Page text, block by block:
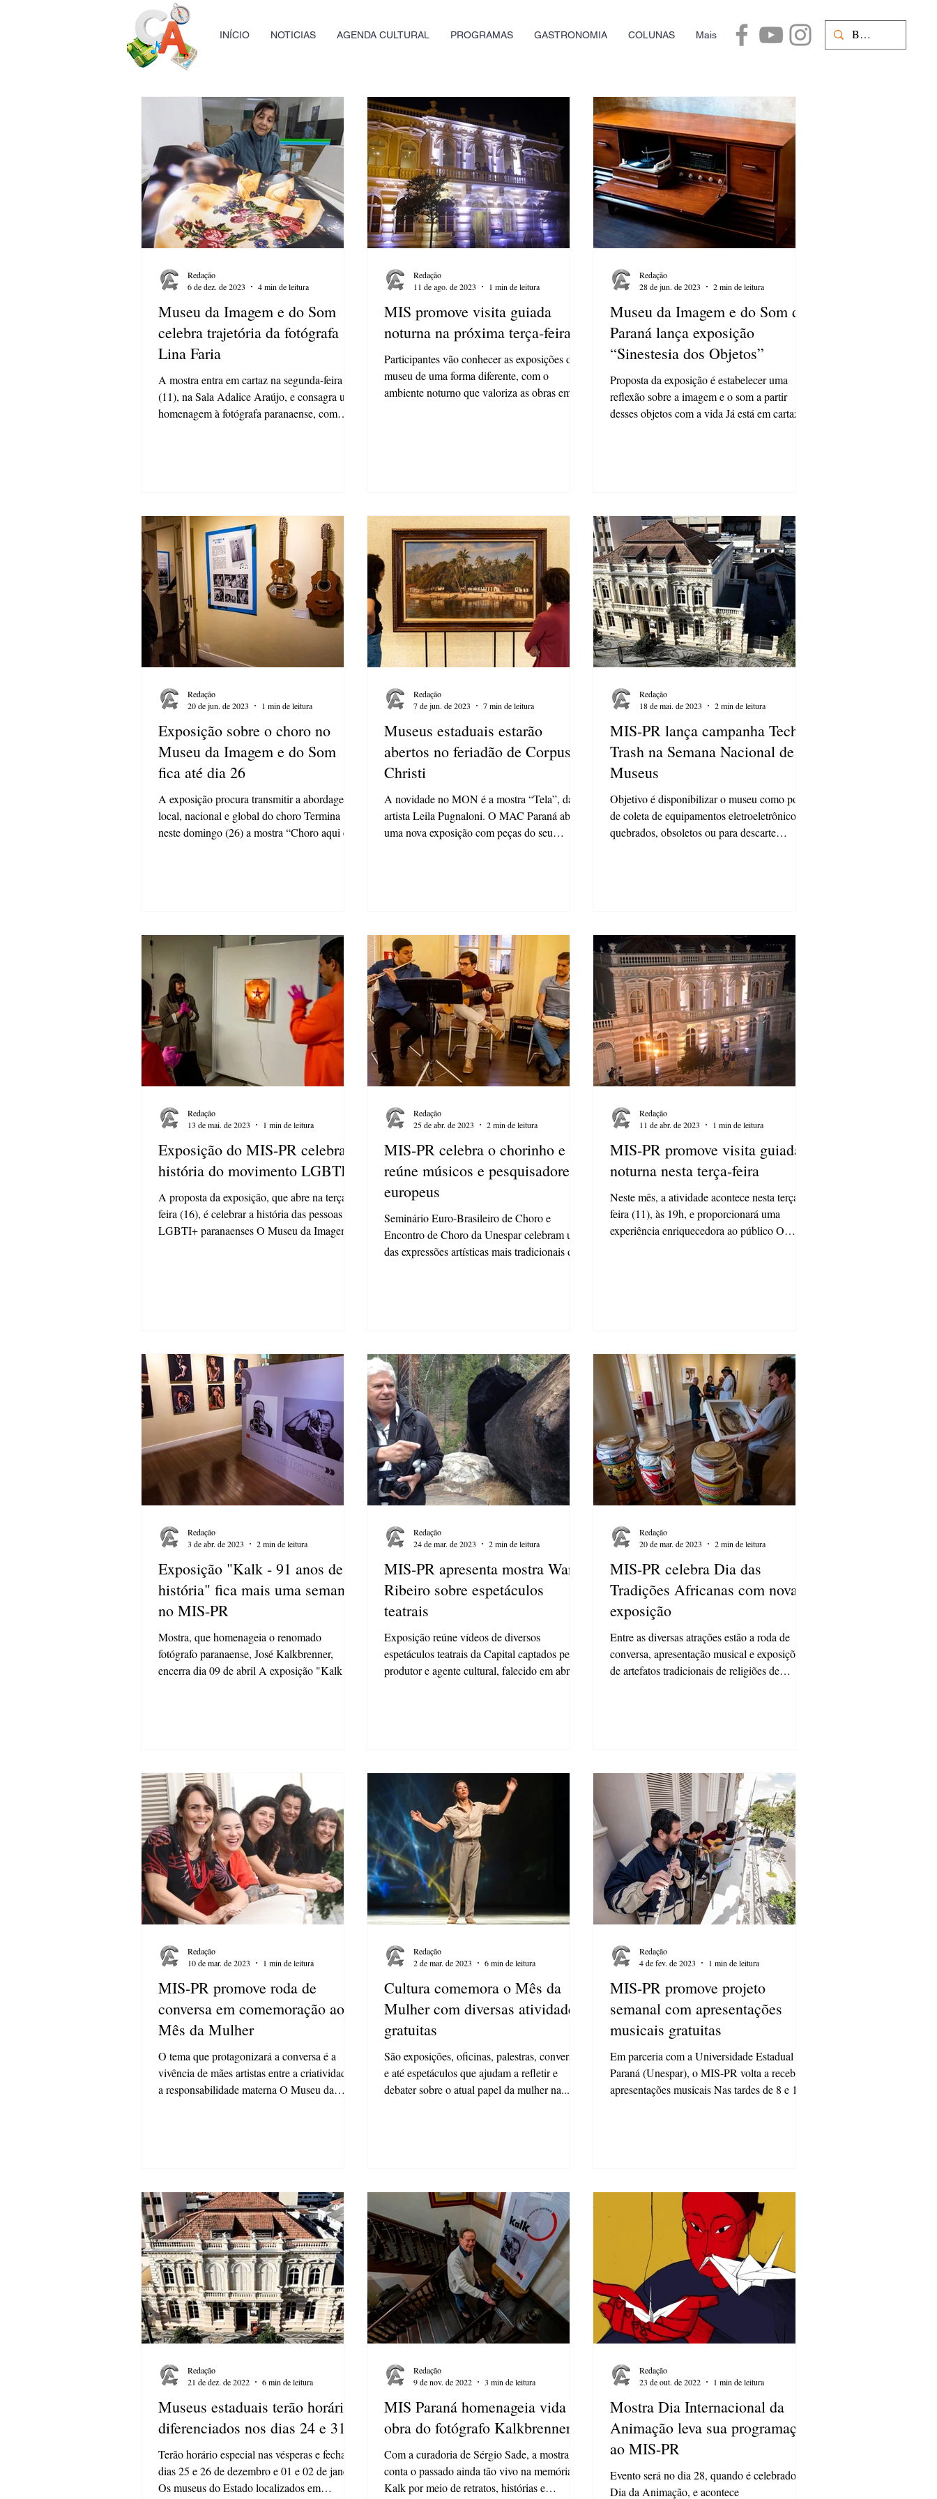
INÍCIO NOTICIAS AGENDA CULTURAL PROGRAMAS GASTRONOMIA COLUNAS Mais
Museu da Imagem e do Som
celebra trajetória da fotógrafa
Lina Faria
A mostra entra em cartaz na segunda-feira
(11), na Sala Adalice Araújo, e consagra uma
homenagem à fotógrafa paranaense, com
Redação
6 de dez. de 2023
4 min de leitura
MIS promove visita guiada
noturna na próxima terça-feira
Participantes vão conhecer as exposições do
museu de uma forma diferente, com o
ambiente noturno que valoriza as obras em
Redação
11 de ago. de 2023
1 min de leitura
Museu da Imagem e do Som do
Paraná lança exposição
“Sinestesia dos Objetos”
Proposta da exposição é estabelecer uma
reflexão sobre a imagem e o som a partir
desses objetos com a vida Já está em cartaz
Redação
28 de jun. de 2023
2 min de leitura
Exposição sobre o choro no
Museu da Imagem e do Som
fica até dia 26
A exposição procura transmitir a abordagem
local, nacional e global do choro Termina
neste domingo (26) a mostra “Choro aqui em
Redação
20 de jun. de 2023
1 min de leitura
Museus estaduais estarão
abertos no feriadão de Corpus
Christi
A novidade no MON é a mostra “Tela”, da
artista Leila Pugnaloni. O MAC Paraná abre
uma nova exposição com peças do seu
Redação
7 de jun. de 2023
7 min de leitura
MIS-PR lança campanha Tech
Trash na Semana Nacional de
Museus
Objetivo é disponibilizar o museu como ponto
de coleta de equipamentos eletroeletrônicos
quebrados, obsoletos ou para descarte
Redação
18 de mai. de 2023
2 min de leitura
Exposição do MIS-PR celebra
história do movimento LGBTI+
A proposta da exposição, que abre na terça-
feira (16), é celebrar a história das pessoas
LGBTI+ paranaenses O Museu da Imagem e
Redação
13 de mai. de 2023
1 min de leitura
MIS-PR celebra o chorinho e
reúne músicos e pesquisadores
europeus
Seminário Euro-Brasileiro de Choro e
Encontro de Choro da Unespar celebram uma
das expressões artísticas mais tradicionais do
Redação
25 de abr. de 2023
2 min de leitura
MIS-PR promove visita guiada
noturna nesta terça-feira
Neste mês, a atividade acontece nesta terça-
feira (11), às 19h, e proporcionará uma
experiência enriquecedora ao público O
Redação
11 de abr. de 2023
1 min de leitura
Exposição "Kalk - 91 anos de
história" fica mais uma semana
no MIS-PR
Mostra, que homenageia o renomado
fotógrafo paranaense, José Kalkbrenner,
encerra dia 09 de abril A exposição "Kalk -
Redação
3 de abr. de 2023
2 min de leitura
MIS-PR apresenta mostra Warly
Ribeiro sobre espetáculos
teatrais
Exposição reúne vídeos de diversos
espetáculos teatrais da Capital captados pelo
produtor e agente cultural, falecido em abril
Redação
24 de mar. de 2023
2 min de leitura
MIS-PR celebra Dia das
Tradições Africanas com nova
exposição
Entre as diversas atrações estão a roda de
conversa, apresentação musical e exposições
de artefatos tradicionais de religiões de
Redação
20 de mar. de 2023
2 min de leitura
MIS-PR promove roda de
conversa em comemoração ao
Mês da Mulher
O tema que protagonizará a conversa é a
vivência de mães artistas entre a criatividade e
a responsabilidade materna O Museu da
Redação
10 de mar. de 2023
1 min de leitura
Cultura comemora o Mês da
Mulher com diversas atividades
gratuitas
São exposições, oficinas, palestras, conversas
e até espetáculos que ajudam a refletir e
debater sobre o atual papel da mulher na...
Redação
2 de mar. de 2023
6 min de leitura
MIS-PR promove projeto
semanal com apresentações
musicais gratuitas
Em parceria com a Universidade Estadual do
Paraná (Unespar), o MIS-PR volta a receber
apresentações musicais Nas tardes de 8 e 15
Redação
4 de fev. de 2023
1 min de leitura
Museus estaduais terão horários
diferenciados nos dias 24 e 31
Terão horário especial nas vésperas e fecham
dias 25 e 26 de dezembro e 01 e 02 de janeiro
Os museus do Estado localizados em
Redação
21 de dez. de 2022
6 min de leitura
MIS Paraná homenageia vida e
obra do fotógrafo Kalkbrenner
Com a curadoria de Sérgio Sade, a mostra
conta o passado ainda tão vivo na memória de
Kalk por meio de retratos, histórias e
Redação
9 de nov. de 2022
3 min de leitura
Mostra Dia Internacional da
Animação leva sua programação
ao MIS-PR
Evento será no dia 28, quando é celebrado o
Dia da Animação, e acontece
Redação
23 de out. de 2022
1 min de leitura